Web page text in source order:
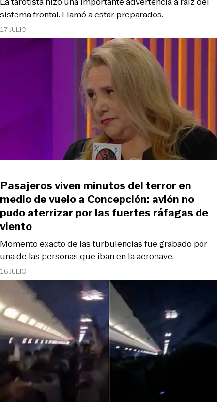
17 JULIO
sistema frontal. Llamó a estar preparados.
16 JULIO
Momento exacto de las turbulencias fue grabado por
una de las personas que iban en la aeronave.
Pasajeros viven minutos del terror en
medio de vuelo a Concepción: avión no
pudo aterrizar por las fuertes ráfagas de
viento